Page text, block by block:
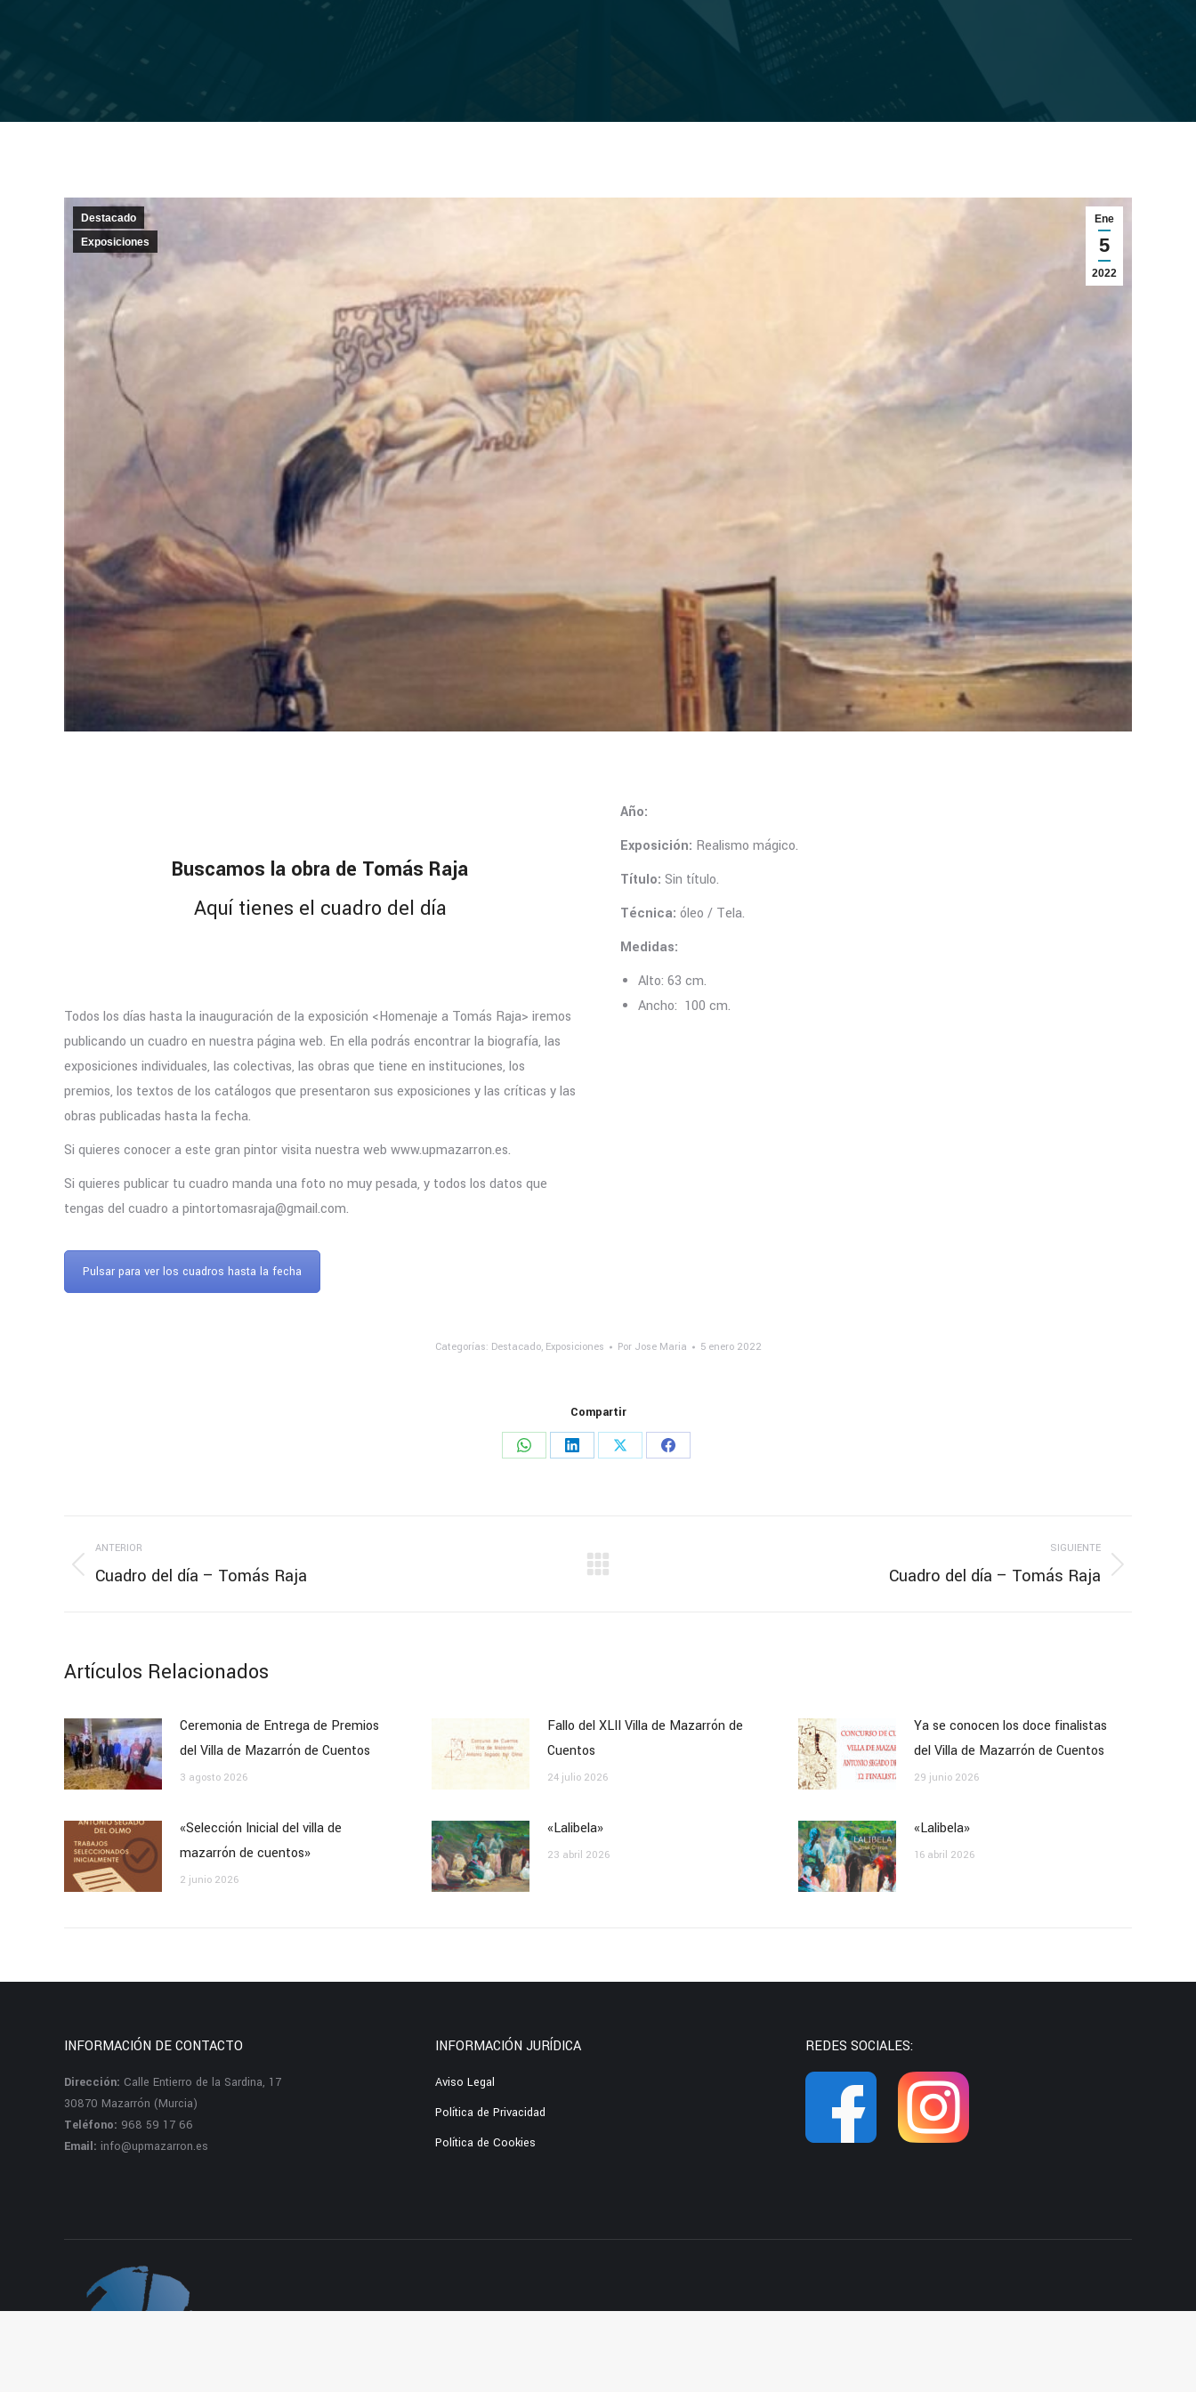
Ene
5
2022
Destacado
Exposiciones
Buscamos la obra de Tomás Raja
Aquí tienes el cuadro del día
Todos los días hasta la inauguración de la exposición <Homenaje a Tomás Raja> iremos
publicando un cuadro en nuestra página web. En ella podrás encontrar la biografía, las
exposiciones individuales, las colectivas, las obras que tiene en instituciones, los
premios, los textos de los catálogos que presentaron sus exposiciones y las críticas y las
obras publicadas hasta la fecha.
Si quieres conocer a este gran pintor visita nuestra web www.upmazarron.es.
Si quieres publicar tu cuadro manda una foto no muy pesada, y todos los datos que
tengas del cuadro a pintortomasraja@gmail.com.
Pulsar para ver los cuadros hasta la fecha
Año:
Exposición: Realismo mágico.
Título: Sin título.
Técnica: óleo / Tela.
Medidas:
Alto: 63 cm.
Ancho: 100 cm.
Categorías: Destacado, Exposiciones Por Jose Maria 5 enero 2022
Compartir
Share
Share
Share
Share
Navegación
entre
ANTERIOR
Publicación
Cuadro del día – Tomás Raja
SIGUIENTE
Cuadro del día – Tomás Raja
Artículos Relacionados
Ceremonia de Entrega de Premios
del Villa de Mazarrón de Cuentos
3 agosto 2026
Fallo del XLII Villa de Mazarrón de
Cuentos
24 julio 2026
Ya se conocen los doce finalistas
del Villa de Mazarrón de Cuentos
29 junio 2026
«Selección Inicial del villa de
mazarrón de cuentos»
2 junio 2026
«Lalibela»
23 abril 2026
«Lalibela»
16 abril 2026
INFORMACIÓN DE CONTACTO
Dirección: Calle Entierro de la Sardina, 17
30870 Mazarrón (Murcia)
Teléfono: 968 59 17 66
Email: info@upmazarron.es
INFORMACIÓN JURÍDICA
Aviso Legal
Política de Privacidad
Política de Cookies
REDES SOCIALES: